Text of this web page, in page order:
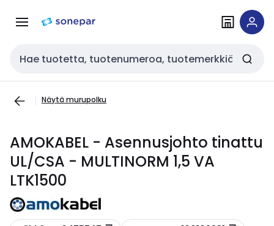
navigointiinsisältöön
Haku
Näytä murupolku
AMOKABEL - Asennusjohto tinattu
UL/CSA - MULTINORM 1,5 VA
LTK1500